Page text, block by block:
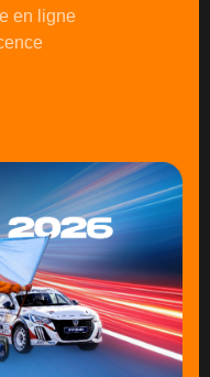
en ligne